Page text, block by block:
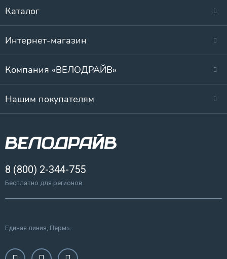
Каталог
Интернет-магазин
Компания «ВЕЛОДРАЙВ»
Нашим покупателям
8 (800) 2-344-755
Бесплатно для регионов
Единая линия, Пермь.